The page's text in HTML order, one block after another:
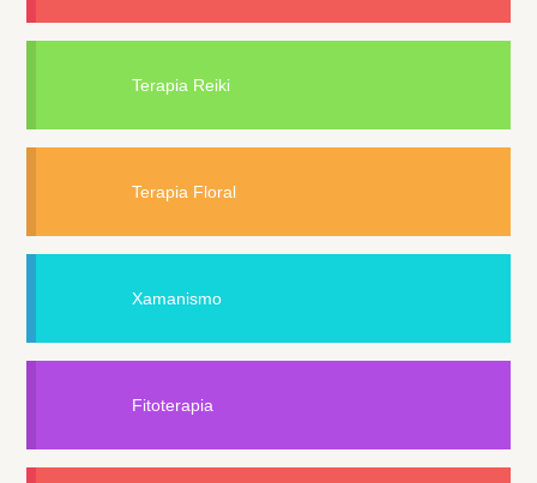
Terapia Reiki
Terapia Floral
Xamanismo
Fitoterapia